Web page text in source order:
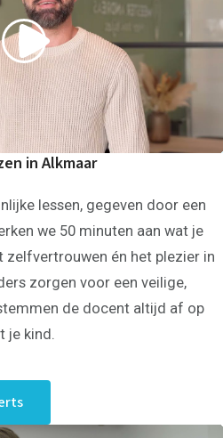
in Alkmaar
lessen, gegeven door een
we 50 minuten aan wat je
én het plezier in
zorgen voor een veilige,
de docent altijd af op
je kind.